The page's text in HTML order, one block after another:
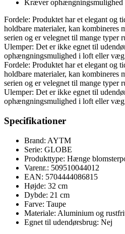
Kræver
Fordele: Produktet har et elegant og
holdbare materialer, kan kombineres
serien og er velegnet til mange typer
Ulemper: Det er ikke egnet til
ophængningsmulighed i loft eller
Fordele: Produktet har et elegant og
holdbare materialer, kan kombineres
serien og er velegnet til mange typer
Ulemper: Det er ikke egnet til
ophængningsmulighed i loft eller
Specifikationer
Brand: AYTM
Serie: GLOBE
Produkttype: Hænge
Varenr.: 509510044012
EAN: 5704444086815
Højde: 32 cm
Dybde: 21 cm
Farve: Taupe
Materiale: Aluminium og
Egnet til udendørsbrug: Nej